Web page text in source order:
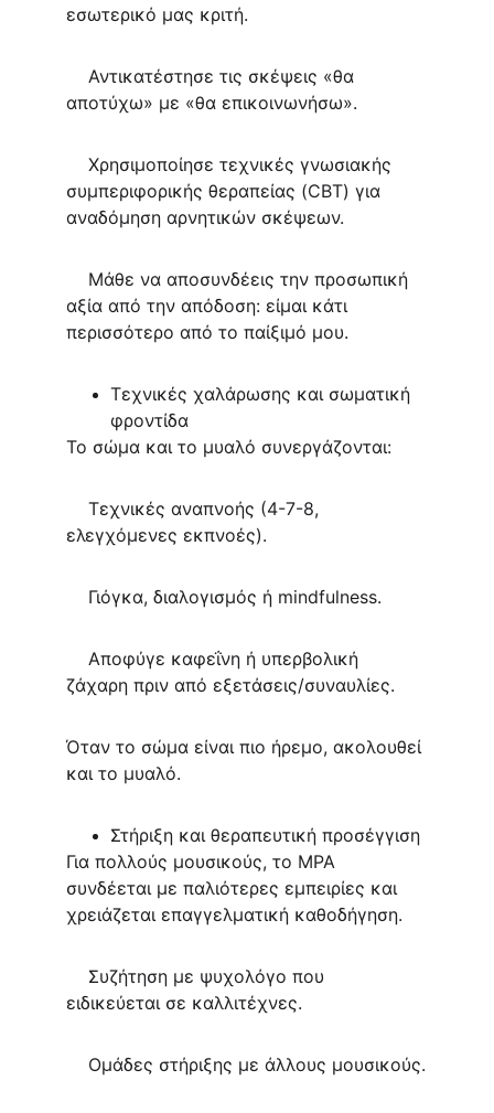
εσωτερικό μας κριτή.
αποτύχω» με «θα επικοινωνήσω».
συμπεριφορικής θεραπείας (CBT) για
αναδόμηση αρνητικών σκέψεων.
αξία από την απόδοση: είμαι κάτι
περισσότερο από το παίξιμό μου.
Τεχνικές χαλάρωσης και σωματική
φροντίδα
Το σώμα και το μυαλό συνεργάζονται:
ελεγχόμενες εκπνοές).
    Γιόγκα, διαλογισμός ή mindfulness.
ζάχαρη πριν από εξετάσεις/συναυλίες.
Όταν το σώμα είναι πιο ήρεμο, ακολουθεί
και το μυαλό.
Στήριξη και θεραπευτική προσέγγιση
Για πολλούς μουσικούς, το MPA
συνδέεται με παλιότερες εμπειρίες και
χρειάζεται επαγγελματική καθοδήγηση.
ειδικεύεται σε καλλιτέχνες.
    Ομάδες στήριξης με άλλους μουσικούς.